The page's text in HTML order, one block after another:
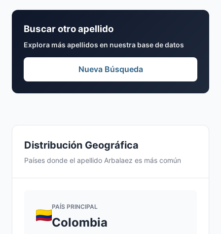
Distribución Geográfica
Países donde el apellido Arbalaez es más común
PAÍS PRINCIPAL
Colombia
Buscar otro apellido
Explora más apellidos en nuestra base de datos
Nueva Búsqueda